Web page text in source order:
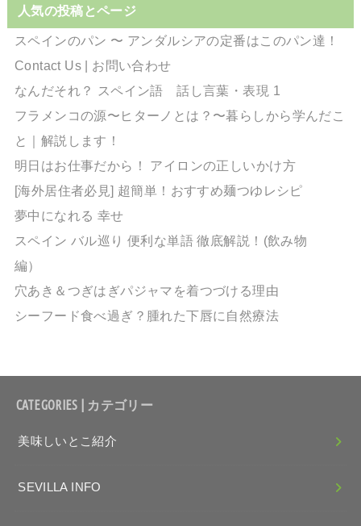
人気の投稿とページ
スペインのパン 〜 アンダルシアの定番はこのパン達！
Contact Us | お問い合わせ
なんだそれ？ スペイン語 話し言葉・表現 1
フラメンコの源〜ヒターノとは？〜暮らしから学んだこ
と｜解説します！
明日はお仕事だから！ アイロンの正しいかけ方
[海外居住者必見] 超簡単！おすすめ麺つゆレシピ
夢中になれる 幸せ
スペイン バル巡り 便利な単語 徹底解説！(飲み物
編）
穴あき＆つぎはぎパジャマを着つづける理由
シーフード食べ過ぎ？腫れた下唇に自然療法
CATEGORIES | カテゴリー
美味しいとこ紹介
SEVILLA INFO